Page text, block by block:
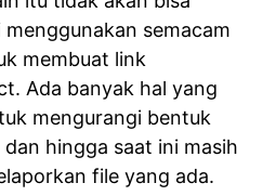
semacam
membuat link
Ada banyak hal yang
mengurangi bentuk
dan hingga saat ini masih
file yang ada.